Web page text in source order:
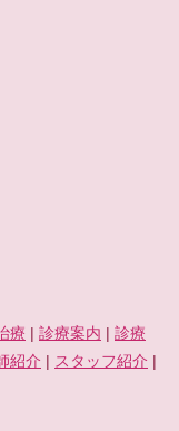
療 | 診療案内 | 診療
紹介 | スタッフ紹介 |